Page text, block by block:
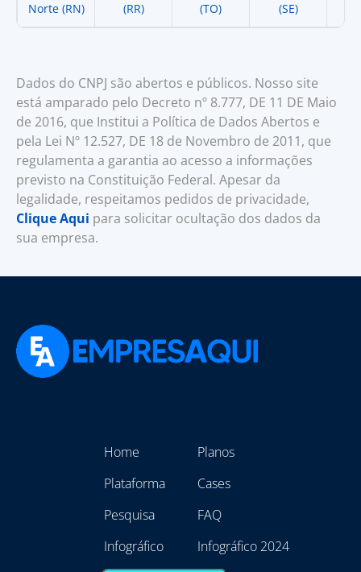
Norte (RN)
(RR)
(TO)
(SE)
Dados do CNPJ são abertos e públicos. Nosso site
está amparado pelo Decreto nº 8.777, DE 11 DE Maio
de 2016, que Institui a Política de Dados Abertos e
pela Lei Nº 12.527, DE 18 de Novembro de 2011, que
regulamenta a garantia ao acesso a informações
previsto na Constituição Federal. Apesar da
legalidade, respeitamos pedidos de privacidade,
Clique Aqui para solicitar ocultação dos dados da
sua empresa.
Home
Plataforma
Pesquisa
Infográfico
Planos
Cases
FAQ
Infográfico 2024